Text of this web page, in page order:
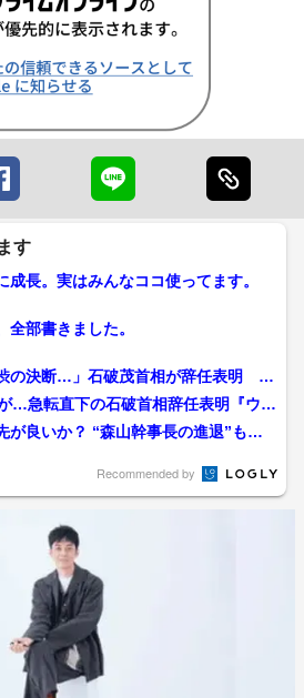
す
成長。実はみんなココ使ってます。
部書きました。
の決断…」石破茂首相が辞任表明 小
押...
…急転直下の石破首相辞任表明『ウラ
が良いか？ “森山幹事長の進退”もカ
Recommended by